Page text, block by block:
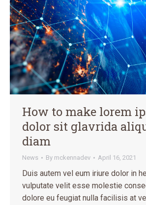
How to make lorem
dolor sit glavrida
diam
News By mckennadev April 16, 2021
Duis autem vel eum iriure dolor in
vulputate velit esse molestie
dolore eu feugiat nulla facilisis at